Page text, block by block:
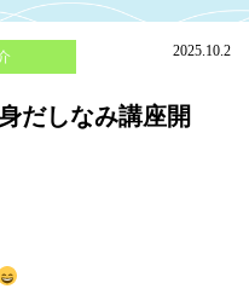
2025.10.2
だしなみ講座開